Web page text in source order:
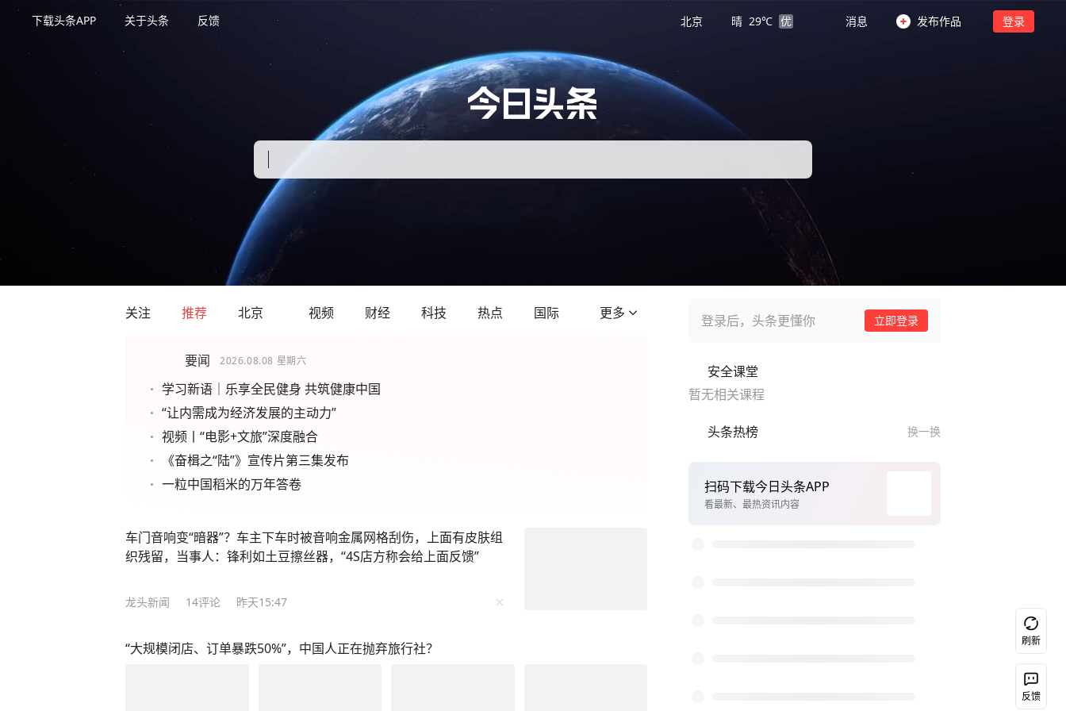
下载头条APP 关于头条 反馈 北京 晴 29℃ 优 消息 发布作品 登录
关注 推荐 北京 视频 财经 科技 热点 国际 更多
要闻 2026.08.08 星期六
学习新语｜乐享全民健身 共筑健康中国
“让内需成为经济发展的主动力”
视频丨“电影+文旅”深度融合
《奋楫之“陆”》宣传片第三集发布
一粒中国稻米的万年答卷
车门音响变“暗器”？车主下车时被音响金属网格刮伤，上面有皮肤组
织残留，当事人：锋利如土豆擦丝器，“4S店方称会给上面反馈”
龙头新闻 14评论 昨天15:47
“大规模闭店、订单暴跌50%”，中国人正在抛弃旅行社？
登录后，头条更懂你 立即登录
安全课堂
暂无相关课程
头条热榜 换一换
扫码下载今日头条APP
看最新、最热资讯内容
刷新
反馈